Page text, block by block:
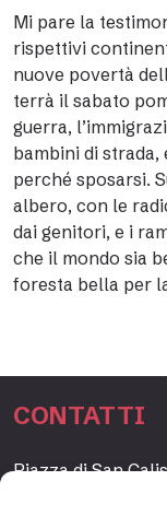
Mi pare la
rispettivi
nuove povertà
terrà il sabato
guerra,
bambini di
perché sposarsi.
albero, con le
dai genitori, e i
che il mondo sia
foresta bella per
CONTATTI
Piazza di San